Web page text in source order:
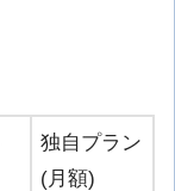
独自プラン
(月額)